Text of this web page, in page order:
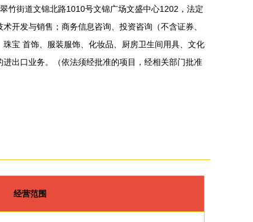
竹街道文锦北路1010号文锦广场文盛中心1202，法定
开发与销售；商务信息咨询、投资咨询（不含证券、
宝 首饰、服装服饰、化妆品、厨房卫生间用具、文化
出口业务。（依法须经批准的项目，经相关部门批准
经营范围